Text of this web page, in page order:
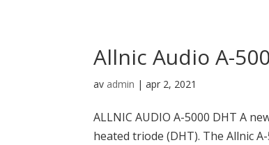
Allnic Audio A-
av admin |apr 2, 2021
ALLNIC AUDIO A-5000 DHT A
heated triode (DHT). The Allnic